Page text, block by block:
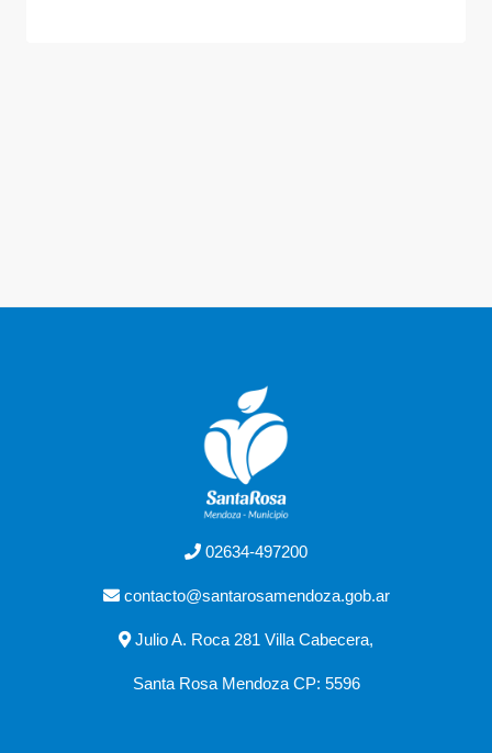
02634-497200
contacto@santarosamendoza.gob.ar
Julio A. Roca 281 Villa Cabecera,
Santa Rosa Mendoza CP: 5596